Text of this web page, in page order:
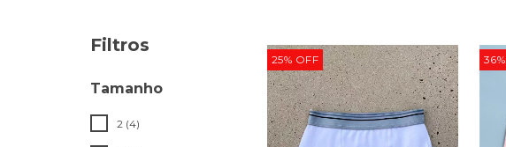
Filtros
Tamanho
2 (4)
25% OFF 36%